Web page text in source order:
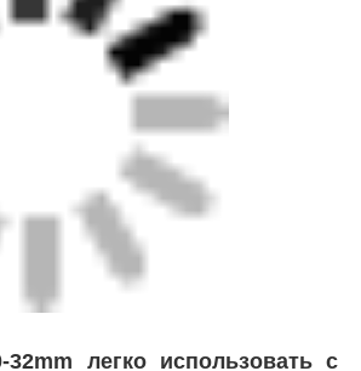
с термоядерной сваркой
для сварки труб
фитинги
легко использовать с